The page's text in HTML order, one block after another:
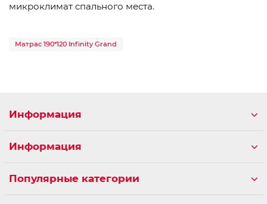
микроклимат спального места.
Матрас 190*120 Infinity Grand
Информация
Информация
Популярные категории